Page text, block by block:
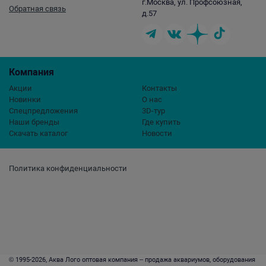
Политика конфиденциальности
Компания
Акции
Новинки
Спецпредложения
Наши бренды
Скачать каталог
Контакты
О нас
3D-тур
Где купить
Новости
Обратная связь
г.Москва, ул. Профсоюзная,
д.57
© 1995-2026, Аква Лого оптовая компания – продажа аквариумов, оборудования